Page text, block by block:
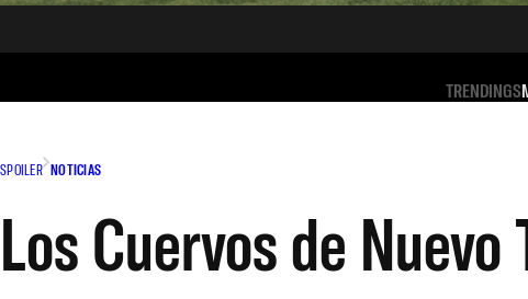
TRENDINGS
SPOILER NOTICIAS
Los Cuervos de